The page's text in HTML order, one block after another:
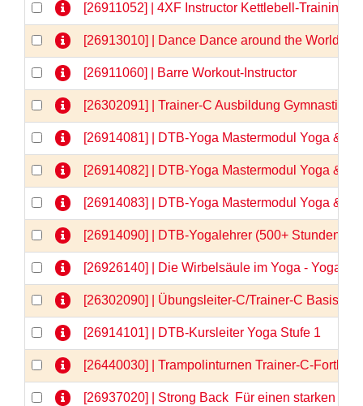
[26911052] | 4XF Instructor Kettlebell-Training
[26913010] | Dance Dance around the World
[26911060] | Barre Workout-Instructor
[26302091] | Trainer-C Ausbildung Gymnastik/
[26914081] | DTB-Yoga Mastermodul Yoga &
[26914082] | DTB-Yoga Mastermodul Yoga &
[26914083] | DTB-Yoga Mastermodul Yoga &
[26914090] | DTB-Yogalehrer (500+ Stunden)
[26926140] | Die Wirbelsäule im Yoga -
[26302090] | Übungsleiter-C/Trainer-C
[26914101] | DTB-Kursleiter Yoga Stufe 1
[26440030] | Trampolinturnen Trainer-C-
[26937020] | Strong Back  Für einen starken